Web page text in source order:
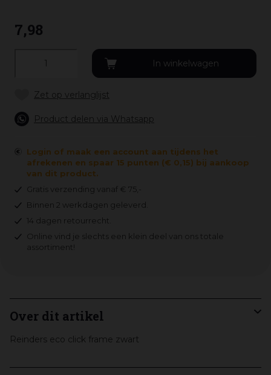
7,98
Product delen via Whatsapp
Login of maak een account aan tijdens het
afrekenen en spaar 15 punten (€ 0,15) bij aankoop
van dit product.
Gratis verzending vanaf € 75,-
Binnen 2 werkdagen geleverd.
14 dagen retourrecht.
Online vind je slechts een klein deel van ons totale
assortiment!
Over dit artikel
Reinders eco click frame zwart